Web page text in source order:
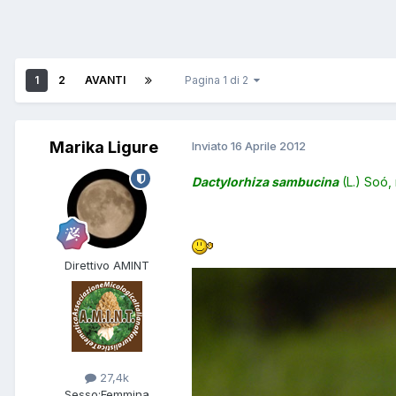
1 2 AVANTI Pagina 1 di 2
Marika Ligure
Direttivo AMINT
27,4k
Inviato 16 Aprile 2012
Dactylorhiza sambucina(L.) Soó,